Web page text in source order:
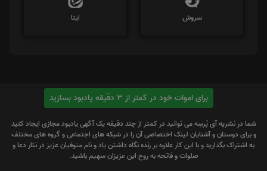
سروش ایتا
برای اموات خود در کمتر از 3 دقیقه یادبود بسازید
شما در نشریه آی پُرسِه می توانید در کمتر از چند دقیقه یک آگهی یادبود مجازی ایجاد کنید
و برای دوستان و آشنایان لینک اختصاصی آن را در شبکه های اجتماعی و گروه های مختلف
به اشتراک بگذارید و با این کار علاوه بر زنده نگاه داشتن یاد و نام متوفیان عزیز در نثار دعا و
صلوات و فاتحه به روح این عزیزان سهیم باشید.